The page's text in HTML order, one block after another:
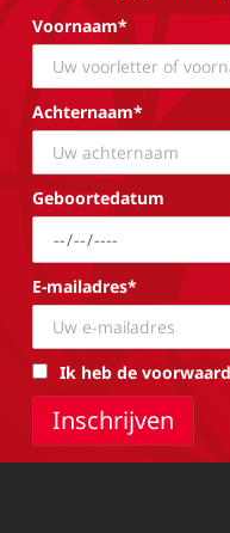
Voornaam*
Achternaam*
Geboortedatum
E-mailadres*
Ik heb de